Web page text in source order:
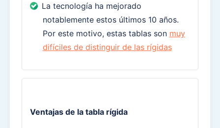
La tecnología ha mejorado
notablemente estos últimos 10 años.
Por este motivo, estas tablas son muy
difíciles de distinguir de las rígidas
Ventajas de la tabla rígida